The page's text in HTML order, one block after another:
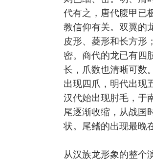
代有之，唐代腹甲已
教信仰有关。双翼的
皮形、菱形和长方形
密。商代的龙已有四
长，爪数也清晰可数
出现四爪，明代出现
汉代始出现肘毛，于
尾逐渐收缩，从战国
状。尾鳍的出现最晚
从汉族龙形象的整个